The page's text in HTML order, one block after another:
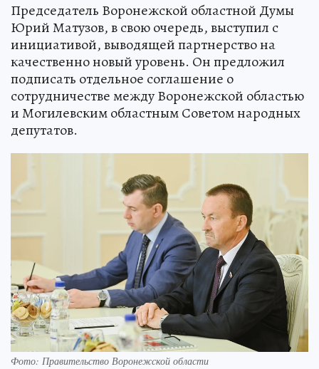
Председатель Воронежской областной Думы
Юрий Матузов, в свою очередь, выступил с
инициативой, выводящей партнерство на
качественно новый уровень. Он предложил
подписать отдельное соглашение о
сотрудничестве между Воронежской областью
и Могилевским областным Советом народных
депутатов.
Фото: Правительство Воронежской области